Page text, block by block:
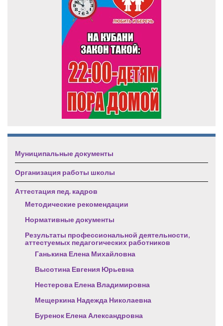
Муниципальные документы
Организация работы школы
Аттестация пед. кадров
Методические рекомендации
Нормативные документы
Результаты профессиональной деятельности,
аттестуемых педагогических работников
Ганькина Елена Михайловна
Высотина Евгения Юрьевна
Нестерова Елена Владимировна
Мещеркина Надежда Николаевна
Буренок Елена Александровна